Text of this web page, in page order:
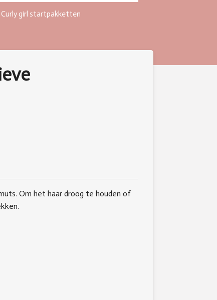
Curly girl startpakketten
Om het haar droog te houden of